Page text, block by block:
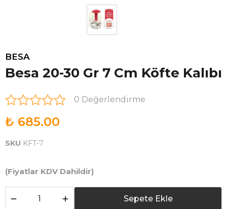
BESA
Besa 20-30 Gr 7 Cm Köfte Kalıbı
0 Değerlendirme
₺ 685.00
SKU KFT-7
(Fiyatlar KDV Dahildir)
Sepete Ekle